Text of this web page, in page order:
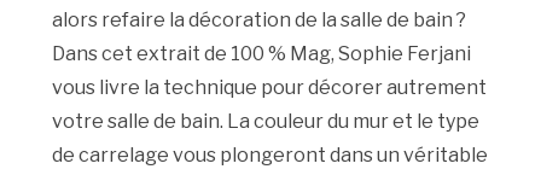
alors refaire la décoration de la salle de bain ?
Dans cet extrait de 100 % Mag, Sophie Ferjani
vous livre la technique pour décorer autrement
votre salle de bain. La couleur du mur et le type
de carrelage vous plongeront dans un véritable